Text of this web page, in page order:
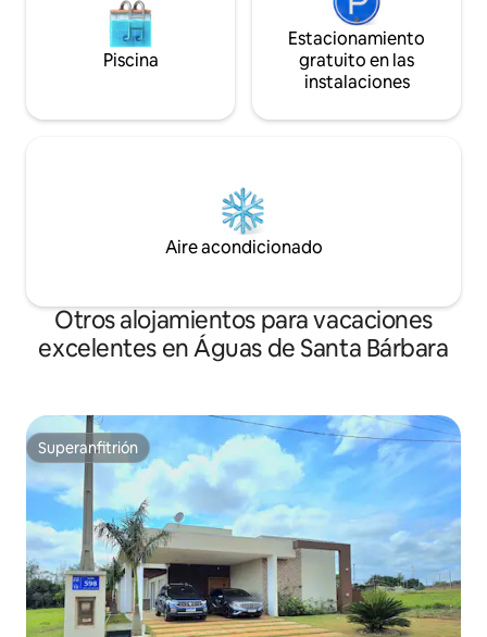
Piscina
Estacionamiento
gratuito en las
instalaciones
Aire acondicionado
Otros alojamientos para vacaciones
excelentes en Águas de Santa Bárbara
Superanfitrión
Superanfitrión